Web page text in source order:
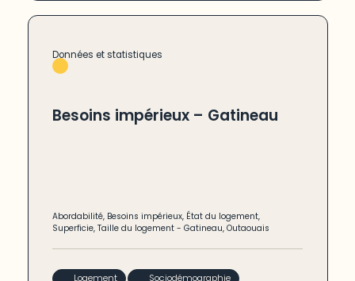
Données et statistiques
Besoins impérieux – Gatineau
Abordabilité, Besoins impérieux, État du logement,
Superficie,Taille du logement -Gatineau,Outaouais
Logement Sociodémographie